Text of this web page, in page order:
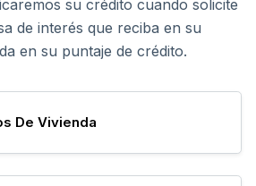
su crédito cuando solicite
de interés que reciba en su
en su puntaje de crédito.
De Vivienda